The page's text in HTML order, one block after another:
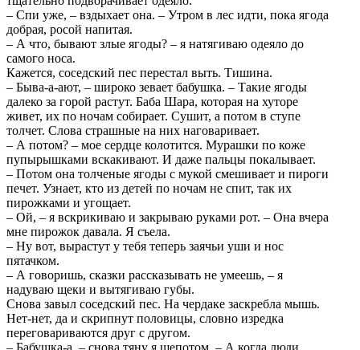
– Спи уже, – вздыхает она. – Утром в лес идти, пока ягода
добрая, росой напитая.
– А что, бывают злые ягоды? – я натягиваю одеяло до
самого носа.
Кажется, соседский пес перестал выть. Тишина.
– Быва-а-ают, – широко зевает бабушка. – Такие ягоды
далеко за горой растут. Баба Шара, которая на хуторе
живет, их по ночам собирает. Сушит, а потом в ступе
толчет. Слова страшные на них наговаривает.
– А потом? – мое сердце колотится. Мурашки по коже
пупырышками вскакивают. И даже пальцы покалывает.
– Потом она толченые ягоды с мукой смешивает и пироги
печет. Узнает, кто из детей по ночам не спит, так их
пирожками и угощает.
– Ой, – я вскрикиваю и закрываю руками рот. – Она вчера
мне пирожок давала. Я съела.
– Ну вот, вырастут у тебя теперь заячьи уши и нос
пятачком.
– А говоришь, сказки рассказывать не умеешь, – я
надуваю щеки и вытягиваю губы.
Снова завыл соседский пес. На чердаке заскребла мышь.
Нет-нет, да и скрипнут половицы, словно изредка
переговариваются друг с другом.
– Бабушка-а, – снова тяну я шепотом. – А когда люди